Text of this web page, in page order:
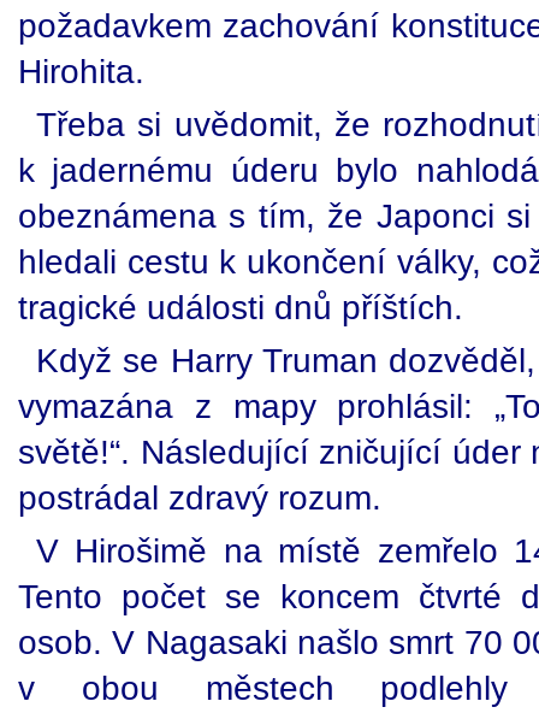
požadavkem zachování
Hirohita.
Třeba si uvědomit, že
k jadernému úderu bylo
obeznámena s tím, že Japonci
hledali cestu k ukončení války,
tragické události dnů příštích.
Když se Harry Truman
vymazána z mapy prohlásil:
světě!“. Následující zničující
postrádal zdravý rozum.
V Hirošimě na místě zemřelo
Tento počet se koncem čtvrté
osob. V Nagasaki našlo smrt 70
v obou městech podlehly